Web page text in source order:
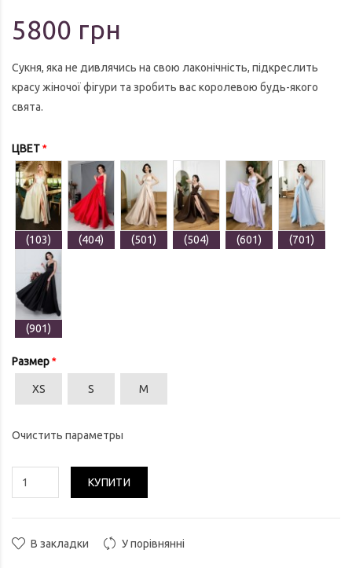
5800 грн
Сукня, яка не дивлячись на свою лаконічність, підкреслить
красу жіночої фігури та зробить вас королевою будь-якого
свята.
ЦВЕТ
(103) (404) (501) (504) (601) (701)
(901)
Размер
XS S M
Очистить параметры
КУПИТИ
В закладки У порівнянні